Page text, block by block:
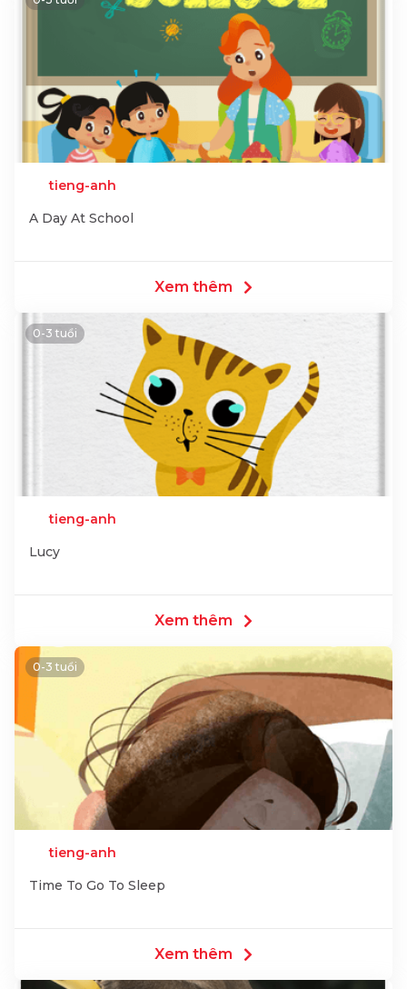
tieng-anh
A Day At School
Xem thêm
0-3 tuổi
tieng-anh
Lucy
Xem thêm
0-3 tuổi
tieng-anh
Time To Go To Sleep
Xem thêm